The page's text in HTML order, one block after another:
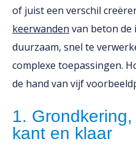
of juist een verschil
keerwanden van beton de
duurzaam, snel te
complexe toepassingen.
de hand van vijf
1.
kant en klaar